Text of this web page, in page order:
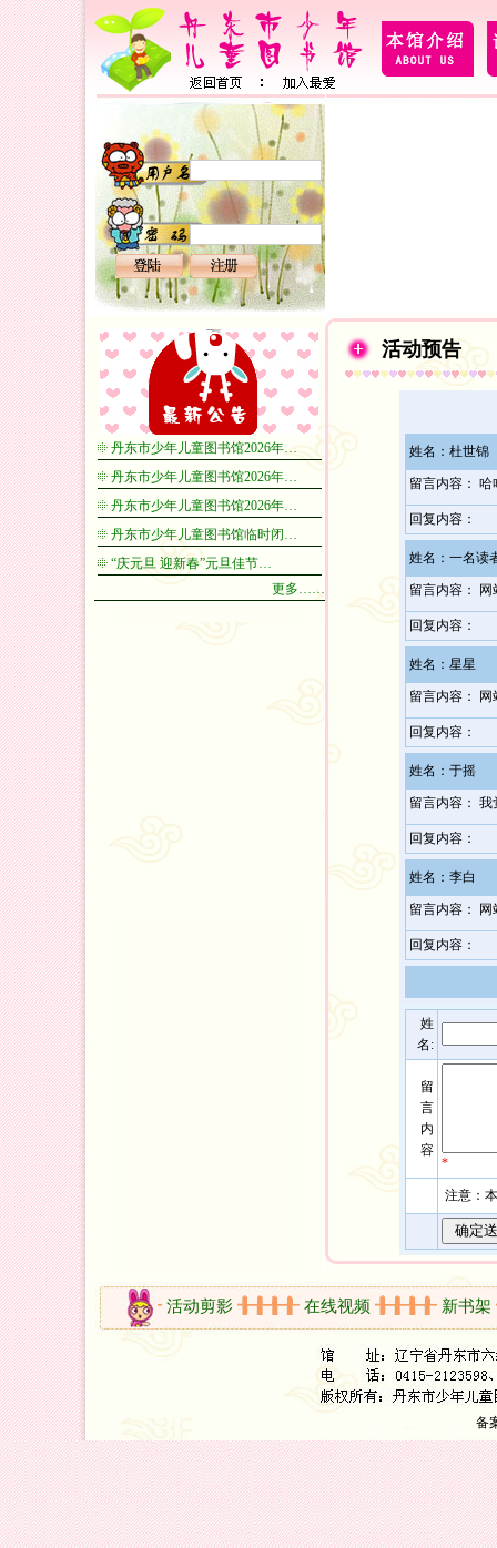
丹东市少年儿童图书馆2026年…
丹东市少年儿童图书馆2026年…
丹东市少年儿童图书馆2026年…
丹东市少年儿童图书馆临时闭…
“庆元旦 迎新春”元旦佳节…
更多……
活动预告
姓名：杜世锦
留言内容：
回复内容：
姓名：一名读
留言内容： 网
回复内容：
姓名：星星
留言内容：
回复内容：
姓名：于摇
留言内容：
回复内容：
姓名：李白
留言内容：
回复内容：
姓
名:
留
言
内
容
*
注意：
开放时间 活动剪影 在线视频 新书架
备